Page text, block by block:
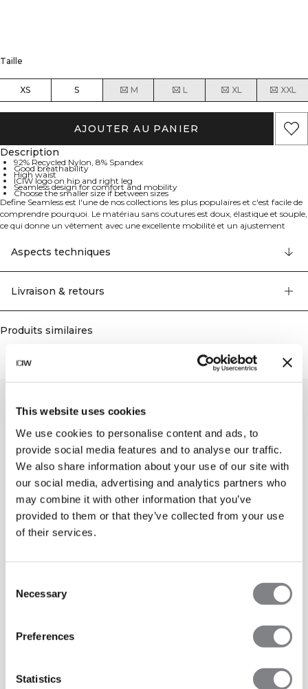
This website uses cookies
We use cookies to personalise content and ads, to
provide social media features and to analyse our traffic.
We also share information about your use of our site with
our social media, advertising and analytics partners who
may combine it with other information that you’ve
provided to them or that they’ve collected from your use
of their services.
Selection
Necessary
Preferences
Statistics
Taille
XS S M L XL XXL
AJOUTER AU PANIER
Description
92% Recycled Nylon, 8% Spandex
Good breathability
High waist
ICIW logo on hip and right leg
Seamless design for comfort and mobility
Choose the smaller size if between sizes
Define Seamless est l'une de nos collections les plus populaires et c'est facile de
comprendre pourquoi. Le matériau sans coutures est doux, élastique et souple,
ce qui donne un vêtement avec une excellente mobilité et un ajustement
tendance font de Define Seamless la gamme de vêtements d'entraînement
idéale pour de nombreux types d'exercices. Les leggings Define Seamless ont,
comme les autres vêtements assortis de la collection, des détails dans le tissu
sur la jambe droite. Taille haute pour un ajustement parfait. Bonne
entre deux tailles. 92% Nylon Recyclé, 8% Elastan.
Aspects techniques
Livraison & retours
Produits similaires